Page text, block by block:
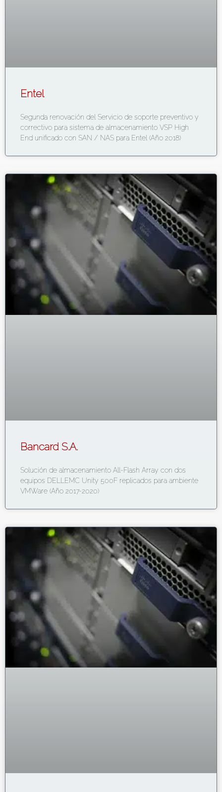
Entel
Segunda renovación del Servicio de soporte preventivo y
correctivo para sistema de almacenamiento VSP High
End unificado con SAN / NAS para Entel (Año 2018)
Bancard S.A.
Solución de almacenamiento All-Flash Array con dos
equipos DELLEMC Unity 500F replicados para ambiente
VMWare (Año 2017-2020)